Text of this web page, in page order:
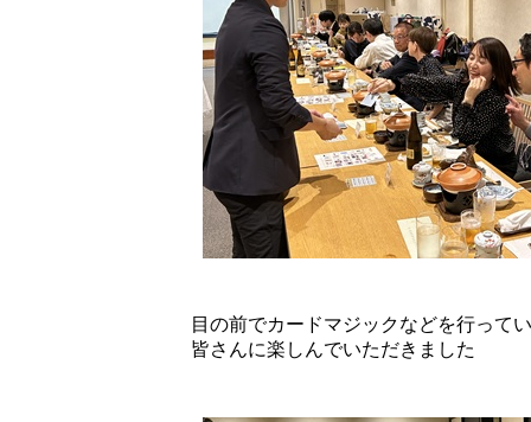
目の前でカードマジックなどを行って
皆さんに楽しんでいただきました